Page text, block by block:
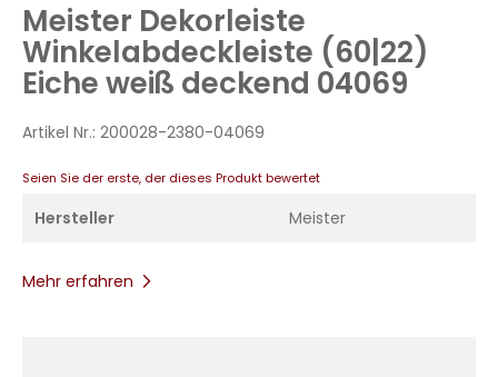
springen
Meister Dekorleiste
Winkelabdeckleiste (60|22)
Eiche weiß deckend 04069
Artikel Nr.: 200028-2380-04069
Seien Sie der erste, der dieses Produkt bewertet
Hersteller Meister
Mehr erfahren